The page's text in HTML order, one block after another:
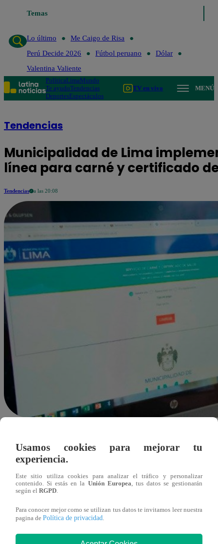
Temas
Lo último
Me Caigo de Risa
Perú Decide 2026
Fútbol peruano
Dólar
Valentina Valiente
PolíticaLimaMundo
Te ayudoTendencias
DeportesEspectáculos
TV en vivo MENÚ
Tendencias
Municipalidad de Lima
línea para carné y certificado
Tendencias a las 20:08
Con el objetivo de optimizar los procesos y acercar los
Lima habilitó el sistema de citas en línea para el trámite
En esta plataforma los usuarios podrán iniciar la gestión
Usamos cookies para mejorar tu
experiencia.
Este sitio utiliza cookies para analizar el tráfico y personalizar
contenido. Si estás en la Unión Europea , tus datos se gestionarán
según el RGPD
Para conocer mejor como se utilizan tus datos te invitamos leer nuestra
pagina de Política de privacidad